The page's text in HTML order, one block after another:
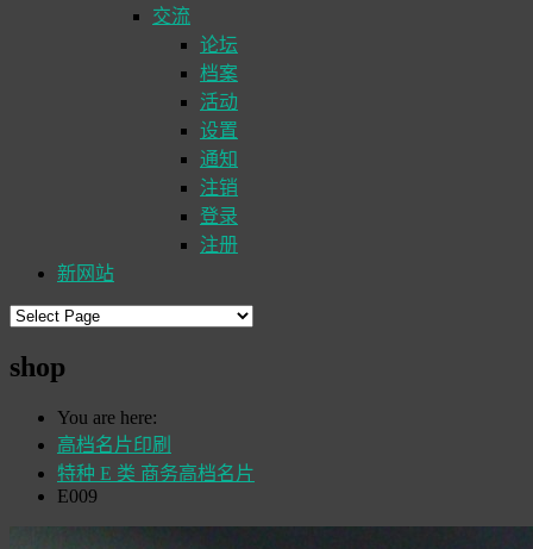
交流
论坛
档案
活动
设置
通知
注销
登录
注册
新网站
shop
You are here:
高档名片印刷
特种 E 类 商务高档名片
E009